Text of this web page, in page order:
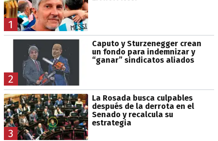
1
2
Caputo y Sturzenegger crean
un fondo para indemnizar y
“ganar” sindicatos aliados
3
La Rosada busca culpables
después de la derrota en el
Senado y recalcula su
estrategia